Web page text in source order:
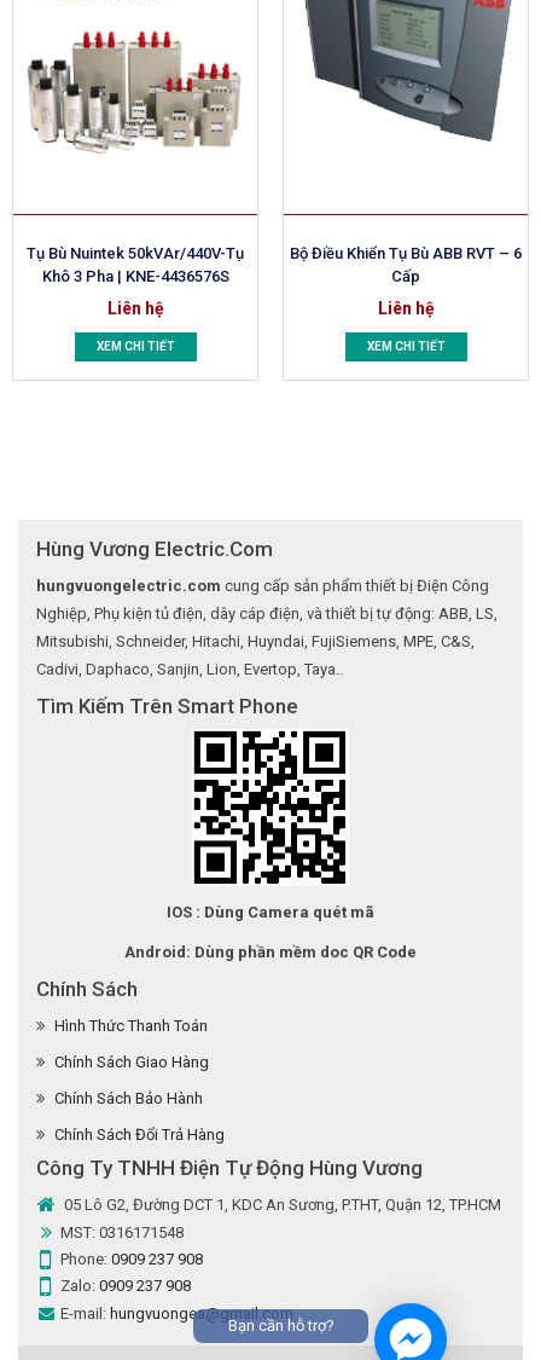
Bạn cần hỗ trợ?
Tụ Bù Nuintek 50kVAr/440V-Tụ
Khô 3 Pha | KNE-4436576S
Liên hệ
XEM CHI TIẾT
Bộ Điều Khiển Tụ Bù ABB RVT – 6
Cấp
Liên hệ
XEM CHI TIẾT
Hùng Vương Electric.Com
hungvuongelectric.com cung cấp sản phẩm thiết bị Điện Công
Nghiệp, Phụ kiện tủ điện, dây cáp điện, và thiết bị tự động: ABB, LS,
Mitsubishi, Schneider, Hitachi, Huyndai, FujiSiemens, MPE, C&S,
Cadivi, Daphaco, Sanjin, Lion, Evertop, Taya..
Tìm Kiếm Trên Smart Phone
IOS : Dùng Camera quét mã
Android: Dùng phần mềm doc QR Code
Chính Sách
Hình Thức Thanh Toán
Chính Sách Giao Hàng
Chính Sách Bảo Hành
Chính Sách Đổi Trả Hàng
Công Ty TNHH Điện Tự Động Hùng Vương
05 Lô G2, Đường DCT 1, KDC An Sương, P.THT, Quận 12, TP.HCM
MST: 0316171548
Phone: 0909 237 908
Zalo: 0909 237 908
E-mail: hungvuongea@gmail.com